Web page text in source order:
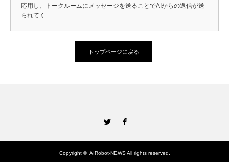
応用し、トークルームにメッセージを送ることでAIからの返信が送
られてく…
トップページに戻る
Copyright © AIRobot-NEWSAll rights reserved.